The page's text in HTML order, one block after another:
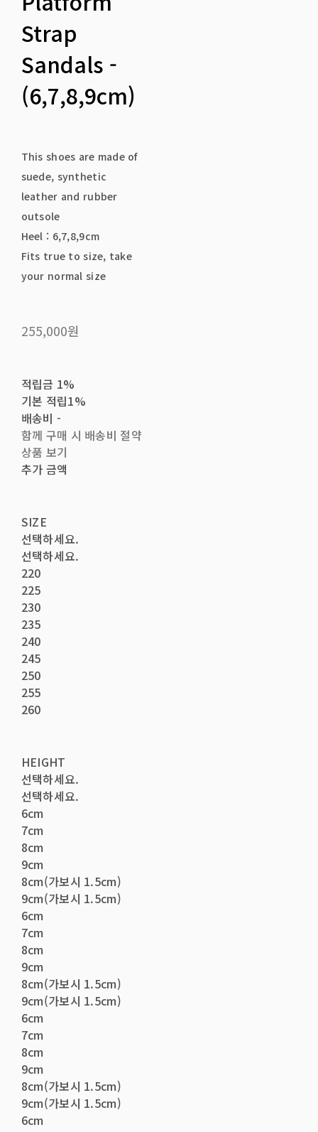
Strap
Sandals -
(6,7,8,9cm)
This shoes are made of
suede, synthetic
leather and rubber
outsole
Heel : 6,7,8,9cm
Fits true to size, take
your normal size
255,000원
적립금 1%
기본 적립1%
배송비 -
함께 구매 시 배송비 절약
상품 보기
추가 금액
SIZE
선택하세요.
선택하세요.
220
225
230
235
240
245
250
255
260
HEIGHT
선택하세요.
선택하세요.
6cm
7cm
8cm
9cm
8cm(가보시 1.5cm)
9cm(가보시 1.5cm)
6cm
7cm
8cm
9cm
8cm(가보시 1.5cm)
9cm(가보시 1.5cm)
6cm
7cm
8cm
9cm
8cm(가보시 1.5cm)
9cm(가보시 1.5cm)
6cm